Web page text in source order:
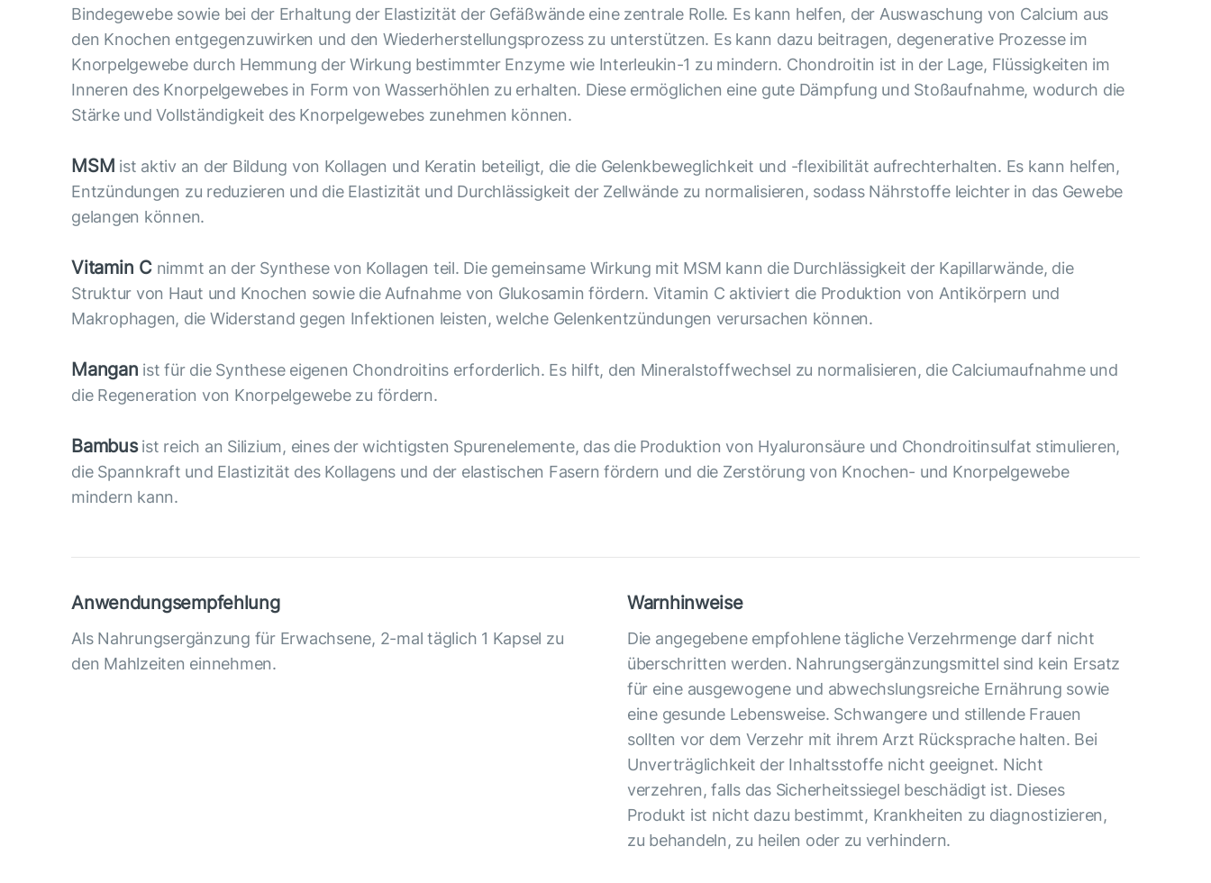
Bindegewebe sowie bei der Erhaltung der Elastizität der Gefäßwände eine zentrale Rolle. Es kann helfen, der Auswaschung von Calcium aus
den Knochen entgegenzuwirken und den Wiederherstellungsprozess zu unterstützen. Es kann dazu beitragen, degenerative Prozesse im
Knorpelgewebe durch Hemmung der Wirkung bestimmter Enzyme wie Interleukin-1 zu mindern. Chondroitin ist in der Lage, Flüssigkeiten im
Inneren des Knorpelgewebes in Form von Wasserhöhlen zu erhalten. Diese ermöglichen eine gute Dämpfung und Stoßaufnahme, wodurch die
Stärke und Vollständigkeit des Knorpelgewebes zunehmen können.
MSM ist aktiv an der Bildung von Kollagen und Keratin beteiligt, die die Gelenkbeweglichkeit und -flexibilität aufrechterhalten. Es kann helfen,
Entzündungen zu reduzieren und die Elastizität und Durchlässigkeit der Zellwände zu normalisieren, sodass Nährstoffe leichter in das Gewebe
gelangen können.
Vitamin Cnimmt an der Synthese von Kollagen teil. Die gemeinsame Wirkung mit MSM kann die Durchlässigkeit der Kapillarwände, die
Struktur von Haut und Knochen sowie die Aufnahme von Glukosamin fördern. Vitamin C aktiviert die Produktion von Antikörpern und
Makrophagen, die Widerstand gegen Infektionen leisten, welche Gelenkentzündungen verursachen können.
Mangan ist für die Synthese eigenen Chondroitins erforderlich. Es hilft, den Mineralstoffwechsel zu normalisieren, die Calciumaufnahme und
die Regeneration von Knorpelgewebe zu fördern.
Bambusist reich an Silizium, eines der wichtigsten Spurenelemente, das die Produktion von Hyaluronsäure und Chondroitinsulfat stimulieren,
die Spannkraft und Elastizität des Kollagens und der elastischen Fasern fördern und die Zerstörung von Knochen- und Knorpelgewebe
mindern kann.
Anwendungsempfehlung
Als Nahrungsergänzung für Erwachsene, 2-mal täglich 1 Kapsel zu
den Mahlzeiten einnehmen.
Warnhinweise
Die angegebene empfohlene tägliche Verzehrmenge darf nicht
überschritten werden. Nahrungsergänzungsmittel sind kein Ersatz
für eine ausgewogene und abwechslungsreiche Ernährung sowie
eine gesunde Lebensweise. Schwangere und stillende Frauen
sollten vor dem Verzehr mit ihrem Arzt Rücksprache halten. Bei
Unverträglichkeit der Inhaltsstoffe nicht geeignet. Nicht
verzehren, falls das Sicherheitssiegel beschädigt ist. Dieses
Produkt ist nicht dazu bestimmt, Krankheiten zu diagnostizieren,
zu behandeln, zu heilen oder zu verhindern.